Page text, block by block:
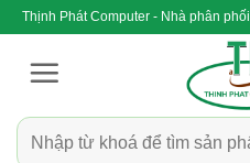
qua
Thịnh Phát Computer - Nhà phân
Tìm
kiếm: